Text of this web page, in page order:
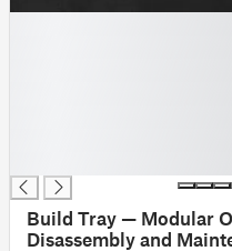
Build Tray — Modular
Disassembly and